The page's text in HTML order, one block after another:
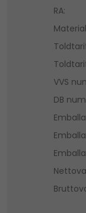
RA:
VVS
DB